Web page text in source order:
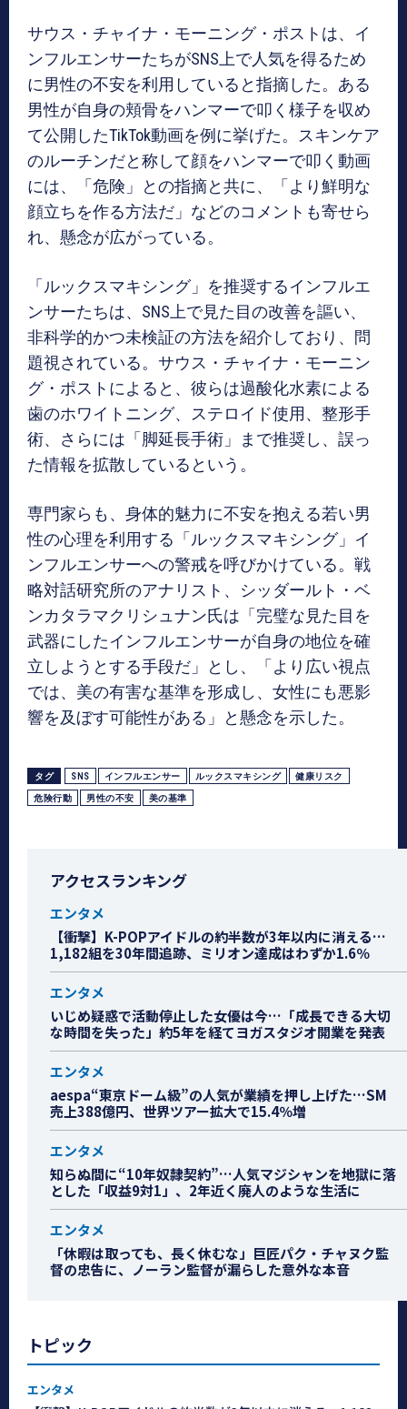
サウス・チャイナ・モーニング・ポストは、イ
ンフルエンサーたちがSNS上で人気を得るため
に男性の不安を利用していると指摘した。ある
男性が自身の頬骨をハンマーで叩く様子を収め
て公開したTikTok動画を例に挙げた。スキンケア
のルーチンだと称して顔をハンマーで叩く動画
には、「危険」との指摘と共に、「より鮮明な
顔立ちを作る方法だ」などのコメントも寄せら
れ、懸念が広がっている。
「ルックスマキシング」を推奨するインフルエ
ンサーたちは、SNS上で見た目の改善を謳い、
非科学的かつ未検証の方法を紹介しており、問
題視されている。サウス・チャイナ・モーニン
グ・ポストによると、彼らは過酸化水素による
歯のホワイトニング、ステロイド使用、整形手
術、さらには「脚延長手術」まで推奨し、誤っ
た情報を拡散しているという。
専門家らも、身体的魅力に不安を抱える若い男
性の心理を利用する「ルックスマキシング」イ
ンフルエンサーへの警戒を呼びかけている。戦
略対話研究所のアナリスト、シッダールト・ベ
ンカタラマクリシュナン氏は「完璧な見た目を
武器にしたインフルエンサーが自身の地位を確
立しようとする手段だ」とし、「より広い視点
では、美の有害な基準を形成し、女性にも悪影
響を及ぼす可能性がある」と懸念を示した。
タグ SNS インフルエンサー ルックスマキシング 健康リスク
危険行動 男性の不安 美の基準
アクセスランキング
エンタメ
【衝撃】K-POPアイドルの約半数が3年以内に消える…
1,182組を30年間追跡、ミリオン達成はわずか1.6％
エンタメ
いじめ疑惑で活動停止した女優は今…「成長できる大切
な時間を失った」約5年を経てヨガスタジオ開業を発表
エンタメ
aespa“東京ドーム級”の人気が業績を押し上げた…SM
売上388億円、世界ツアー拡大で15.4％増
エンタメ
知らぬ間に“10年奴隷契約”…人気マジシャンを地獄に落
とした「収益9対1」、2年近く廃人のような生活に
エンタメ
「休暇は取っても、長く休むな」巨匠パク・チャヌク監
督の忠告に、ノーラン監督が漏らした意外な本音
トピック
エンタメ